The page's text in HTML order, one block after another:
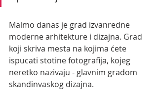
Malmo danas je grad izvanredne
moderne arhitekture i dizajna. Grad
koji skriva mesta na kojima ćete
ispucati stotine fotografija, kojeg
neretko nazivaju - glavnim gradom
skandinvaskog dizajna.